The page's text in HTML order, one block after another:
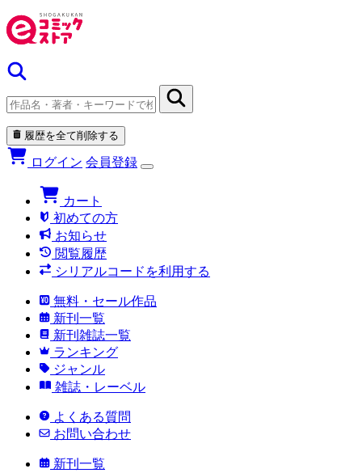
履歴を全て削除する
ログイン 会員登録
カート
初めての方
お知らせ
閲覧履歴
シリアルコードを利用する
無料・セール作品
新刊一覧
新刊雑誌一覧
ランキング
ジャンル
雑誌・レーベル
よくある質問
お問い合わせ
新刊一覧